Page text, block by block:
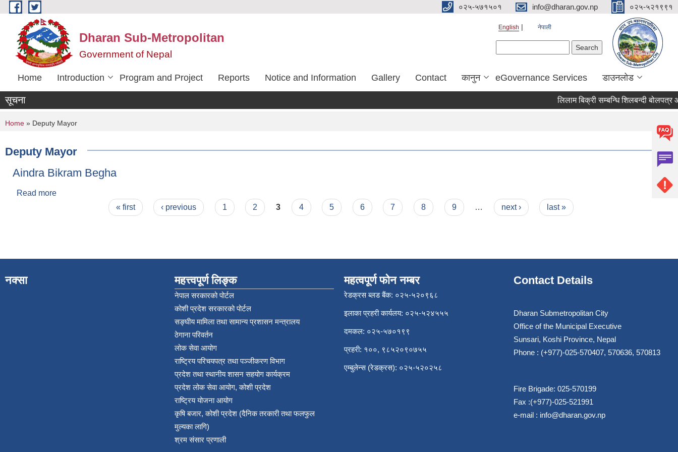
Skip to main content ०२५-५७१५०१ info@dharan.gov.np ०२५-५२१९९१
Dharan Sub-Metropolitan
Government of Nepal
English नेपाली
Home Introduction Program and Project Reports Notice and Information Gallery Contact कानुन eGovernance Services डाउनलोड
सूचना
You are here
Home » Deputy Mayor
Deputy Mayor
Aindra Bikram Begha
Read more
« first ‹ previous 1 2 3 4 5 6 7 8 9 … next › last »
नक्सा महत्त्वपूर्ण लिङ्क
नेपाल सरकारको पोर्टल
कोशी प्रदेश सरकारको पोर्टल
सङ्‍घीय मामिला तथा सामान्य प्रशासन मन्त्रालय
ठेगाना परिवर्तन
लोक सेवा आयोग
राष्ट्रिय परिचयपत्र तथा पञ्‍जीकरण विभाग
प्रदेश तथा स्थानीय शासन सहयोग कार्यक्रम
प्रदेश लोक सेवा आयोग, कोशी प्रदेश
राष्ट्रिय योजना आयोग
कृषि बजार, कोशी प्रदेश (दैनिक तरकारी तथा फलफुल
मुल्यका लागि)
श्रम संसार प्रणाली
महत्वपूर्ण फोन नम्बर
रेडक्रस ब्लड बैंक: ०२५-५२०९६८
इलाका प्रहरी कार्यलय: ०२५-५२४५५५
दमकल: ०२५-५७०१९९
प्रहरी: १००, ९८५२०९०७५५
एम्बुलेन्स (रेडक्रस): ०२५-५२०२५८
Contact Details
Dharan Submetropolitan City
Office of the Municipal Executive
Sunsari, Koshi Province, Nepal
Phone : (+977)-025-570407, 570636, 570813
Fire Brigade: 025-570199
Fax :(+977)-025-521991
e-mail : info@dharan.gov.np